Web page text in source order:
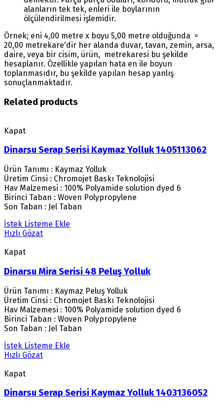
alanların tek tek, enleri ile boylarının
ölçülendirilmesi işlemidir.
Örnek; eni 4,00 metre x boyu 5,00 metre olduğunda =
20,00 metrekare'dir her alanda duvar, tavan, zemin, arsa,
daire, veya bir cisim, ürün, metrekaresi bu şekilde
hesaplanır. Özellikle yapılan hata en ile boyun
toplanmasıdır, bu şekilde yapılan hesap yanlış
sonuçlanmaktadır.
Related products
Kapat
Dinarsu Serap Serisi Kaymaz Yolluk 1405113062
Ürün Tanımı : Kaymaz Yolluk
Üretim Cinsi : Chromojet Baskı Teknolojisi
Hav Malzemesi : 100% Polyamide solution dyed 6
Birinci Taban : Woven Polypropylene
Son Taban : Jel Taban
İstek Listeme Ekle
Hızlı Gözat
Kapat
Dinarsu Mira Serisi 48 Peluş Yolluk
Ürün Tanımı : Kaymaz Peluş Yolluk
Üretim Cinsi : Chromojet Baskı Teknolojisi
Hav Malzemesi : 100% Polyamide solution dyed 6
Birinci Taban : Woven Polypropylene
Son Taban : Jel Taban
İstek Listeme Ekle
Hızlı Gözat
Kapat
Dinarsu Serap Serisi Kaymaz Yolluk 1403136052